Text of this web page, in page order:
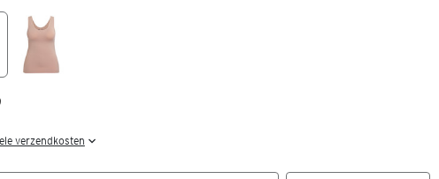
verzendkosten